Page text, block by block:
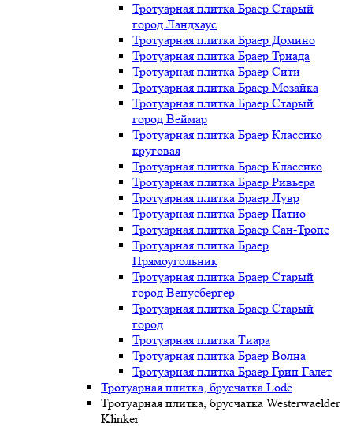
Тротуарная плитка Браер Старый
город Ландхаус
Тротуарная плитка Браер Домино
Тротуарная плитка Браер Триада
Тротуарная плитка Браер Сити
Тротуарная плитка Браер Мозайка
Тротуарная плитка Браер Старый
город Веймар
Тротуарная плитка Браер Классико
круговая
Тротуарная плитка Браер Классико
Тротуарная плитка Браер Ривьера
Тротуарная плитка Браер Лувр
Тротуарная плитка Браер Патио
Тротуарная плитка Браер Сан-Тропе
Тротуарная плитка Браер
Прямоугольник
Тротуарная плитка Браер Старый
город Венусбергер
Тротуарная плитка Браер Старый
город
Тротуарная плитка Тиара
Тротуарная плитка Браер Волна
Тротуарная плитка Браер Грин Галет
Тротуарная плитка, брусчатка Lode
Тротуарная плитка, брусчатка Westerwaelder
Klinker